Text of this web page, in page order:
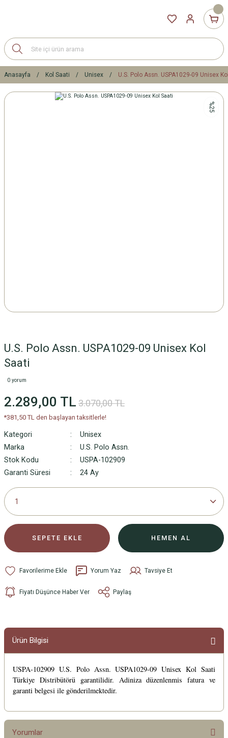
Anasayfa Kol Saati Unisex U.S. Polo Assn. USPA1029-09 Unisex
%25
U.S. Polo Assn. USPA1029-09 Unisex Kol
Saati
0 yorum
2.289,00 TL 3.070,00 TL
*381,50 TL den başlayan taksitlerle!
Kategori
Unisex
Marka
U.S. Polo Assn.
Stok Kodu
USPA-102909
Garanti Süresi
24 Ay
SEPETE EKLE HEMEN AL
Yorum Yaz Tavsiye Et
Fiyatı Düşünce Haber Ver Paylaş
Ürün Bilgisi
USPA-102909 U.S. Polo Assn. USPA1029-09 Unisex Kol Saati
Türkiye Distribütörü garantilidir. Adiniza düzenlenmis fatura ve
garanti belgesi ile gönderilmektedir.
Yorumlar